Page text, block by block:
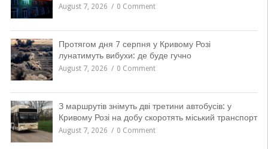
August 7, 2026 0 Comment
Протягом дня 7 серпня у Кривому Розі
лунатимуть вибухи: де буде гучно
August 7, 2026 0 Comment
З маршрутів знімуть дві третини автобусів: у
Кривому Розі на добу скоротять міський транспорт
August 7, 2026 0 Comment